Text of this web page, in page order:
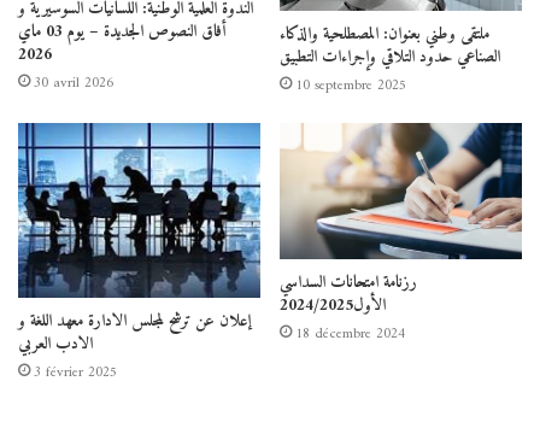
الندوة العلمية الوطنية: اللسانيات السوسيرية و
أفاق النصوص الجديدة – يوم 03 ماي
2026
30 avril 2026
ملتقى وطني بعنوان: المصطلحية والذكاء
الصناعي حدود التلاقي وإجراءات التطبيق
10 septembre 2025
إعلان عن ترشح لمجلس الادارة معهد اللغة و
الادب العربي
3 février 2025
رزنامة امتحانات السداسي
الأول2024/2025
18 décembre 2024